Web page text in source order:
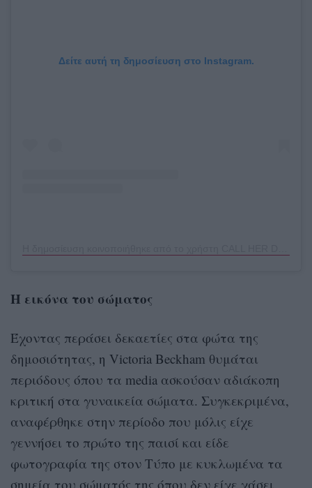
Δείτε αυτή τη δημοσίευση στο Instagram.
H εικόνα του σώματος
Έχοντας περάσει δεκαετίες στα φώτα της
δημοσιότητας, η Victoria Beckham θυμάται
περιόδους όπου τα media ασκούσαν αδιάκοπη
κριτική στα γυναικεία σώματα. Συγκεκριμένα,
αναφέρθηκε στην περίοδο που μόλις είχε
γεννήσει το πρώτο της παισί και είδε
φωτογραφία της στον Τύπο με κυκλωμένα τα
σημεία του σώματός της όπου δεν είχε χάσει